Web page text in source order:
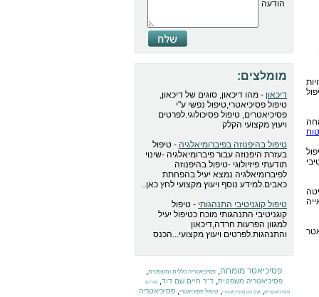
הודעה
מומלצים:
דיכאון - מהו דיכאון, סוגים של דיכאון,
טיפול פסיכיאטרי,טיפול נפשי ע"י
פסיכיאטרים, טיפול פסיכולוגי.לפרטים
ויעוץ מקצועי הקלק
טיפול בהיפנוזה בפיברומיאלגיה - טיפול
בעזרת היפנוזה עבור פיברומיאלגיה -שינוי
תודעתי פיזיולוגי -טיפול בהיפנוזה
לפיברומיאלגיה נמצא יעיל בהפחתת
כאבים.למידע נוסף ויעוץ מקצועי לחץ כאן..
טיפול קוגניטיבי התנהגותי - טיפול
קוגניטיבי התנהגותי מוכח כטיפול יעיל
למגוון הפרעות חרדה,דיכאון
והתנהגות.לפרטים ויעוץ מקצועי...הכנס
פסיכיאטר מומחה, פסיכיאטריה כללית ומשפטית,
פסיכיאטריה משפטית, ד"ר חיים שם דוד, פורום
פסיכיאטריה,איבחון פסיכיאטרי,טיפול פסיכיאטרי,פסיכיאטריה